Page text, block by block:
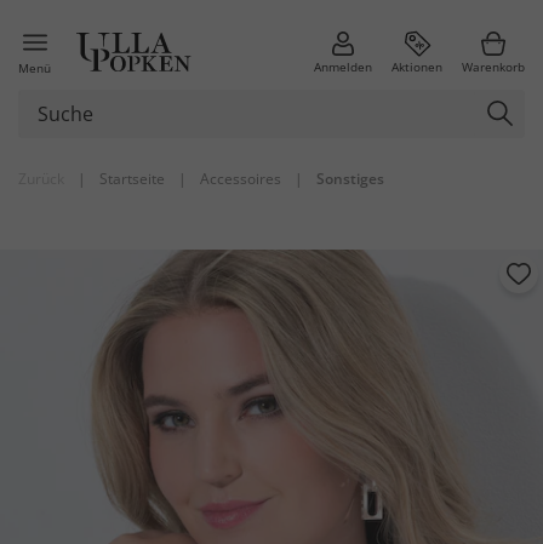
Menü Anmelden Aktionen Warenkorb
| Startseite | Accessoires | Sonstiges